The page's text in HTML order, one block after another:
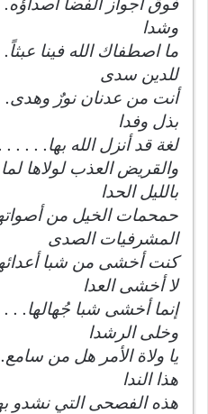
وشدا
ما اصطفاك الله فينا
للدين سدى
أنت من عدنان نورٌ
بذل وفدا
لغة قد أنزل الله بها. . .
والقريض العذب لولاها
بالليل الحدا
حمحمات الخيل من
المشرفيات الصدى
كنت أخشى من شبا
لا أخشى العدا
إنما أخشى شبا جُهالها.
وخلى الرشدا
يا ولاة الأمر هل من
هذا الندا
هذه الفصحى التي نشدو